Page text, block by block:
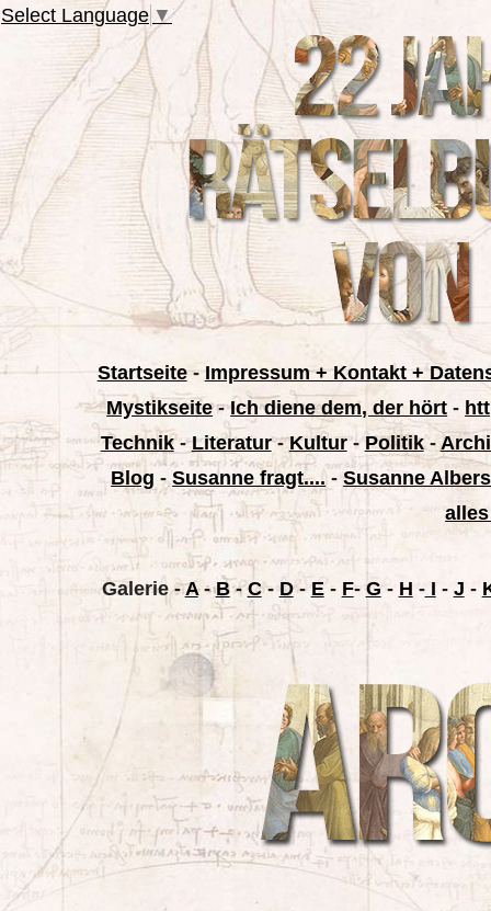
Select Language ▼
Startseite- Impressum + Kontakt +
Mystikseite-Ich diene dem, der hört -
Technik-Literatur-Kultur-Politik-
Blog -Susanne fragt....-Susanne
Galerie-A-B-C-D- E- F- G - H -I - J -